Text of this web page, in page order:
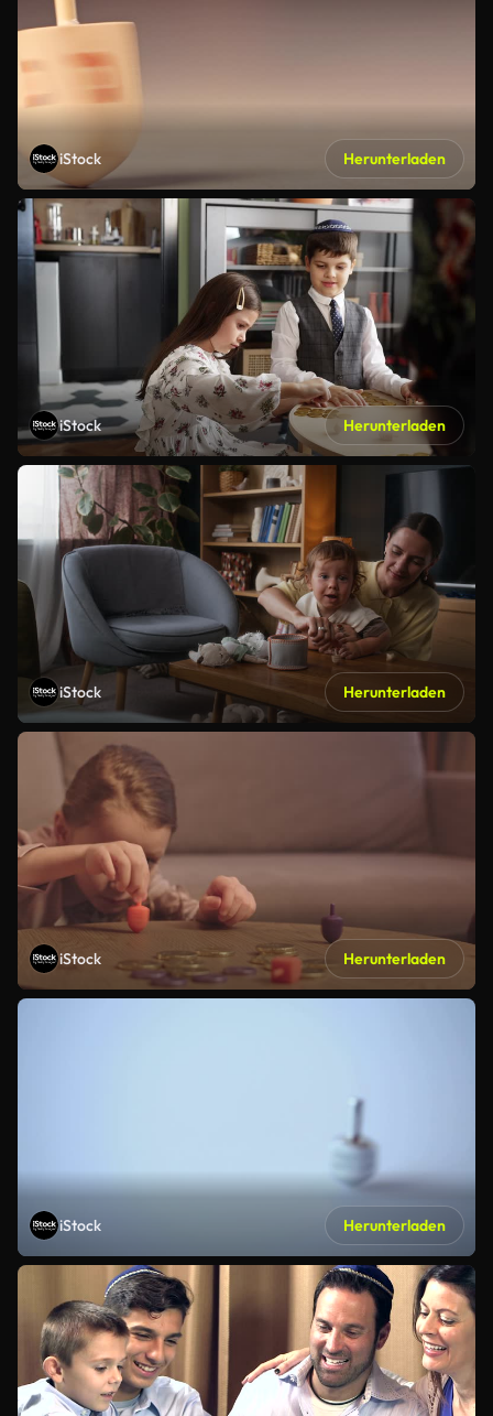
iStock Herunterladen
iStock Herunterladen
iStock Herunterladen
iStock Herunterladen
iStock Herunterladen